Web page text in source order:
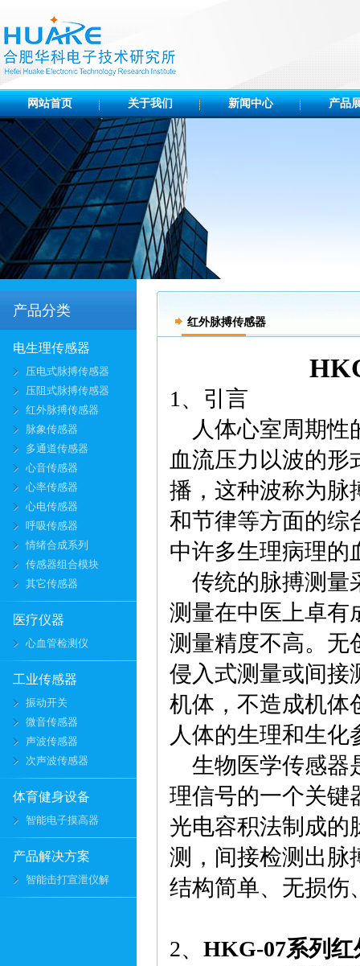
网站首页 关于我们 新闻中心 产品
产品分类
电生理传感器
压电式脉搏传感器
压阻式脉搏传感器
红外脉搏传感器
脉象传感器
多通道传感器
心音传感器
心率传感器
心电传感器
呼吸传感器
情绪合成系列
传感器组合模块
其它传感器
医疗仪器
心血管检测仪
工业传感器
振动开关
微音传感器
声波传感器
次声波传感器
体育健身设备
智能电子摸高器
产品解决方案
智能击打宣泄仪解
红外脉搏传感器
1、引言
人体心室周期性
血流压力以波的
播，这种波称为脉
和节律等方面的综
中许多生理病理的
传统的脉搏测量
测量在中医上卓有
测量精度不高。无
侵入式测量或间接
机体，不造成机体
人体的生理和生化
生物医学传感器
理信号的一个关键
光电容积法制成的
测，间接检测出脉
结构简单、无损伤
2、 HKG-07系列